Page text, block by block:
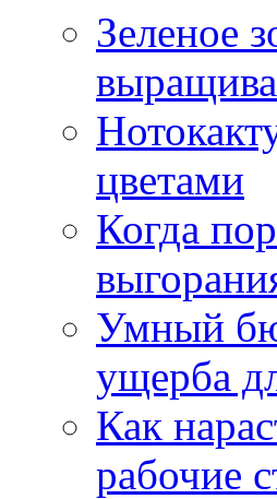
Зеленое
цветами
Когда
Умный
ущерба
Как
рабочие